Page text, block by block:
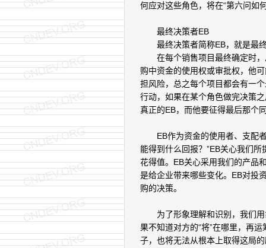
何应对这些角色，将在“第六问如
最终决策者EB
最终决策者简称EB，就是最终
在每个销售项目最终确定时，
购中资金的使用权或审批权，他
担风险，总之每个项目都会有一
行动，如果在某个角色做完决策
真正的EB，而他要征得最后那个
EB作为资金的使用者、支配者
能得到什么回报？”EB关心我们
花得值。EB关心采用我们的产品
是给企业带来哪些变化。EB对投
购的决策。
为了形象理解和识别，我们用
果不知道对方的“将”在哪里，再
子，也将无法从根本上取得这局